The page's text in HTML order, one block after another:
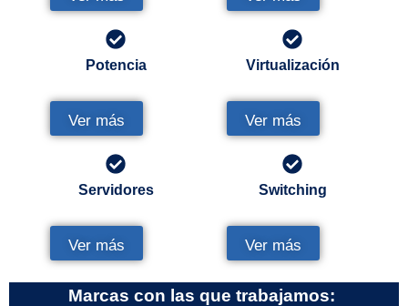
Potencia
Ver más
Virtualización
Ver más
Servidores
Ver más
Switching
Ver más
Marcas con las que trabajamos: